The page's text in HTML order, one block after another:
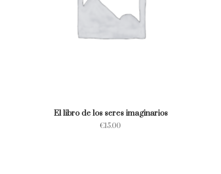
El libro de los seres imaginarios
€15.00